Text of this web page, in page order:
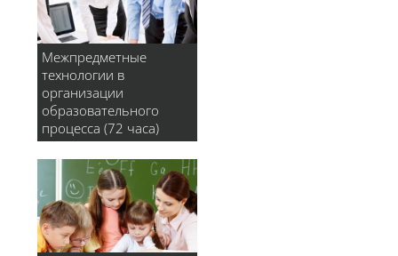
Межпредметные
технологии в
организации
образовательного
процесса (72 часа)